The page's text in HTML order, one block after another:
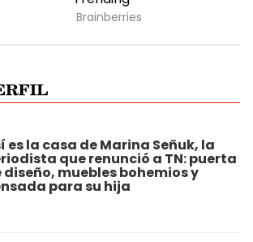
es la casa de Marina Señuk, la
que renunció a TN: puerta
diseño, muebles bohemios y
para su hija